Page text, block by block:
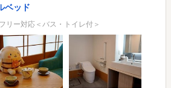
ベッド
リー対応＜バス・トイレ付＞